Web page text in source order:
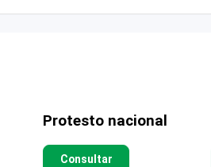
Protesto nacional
Consultar